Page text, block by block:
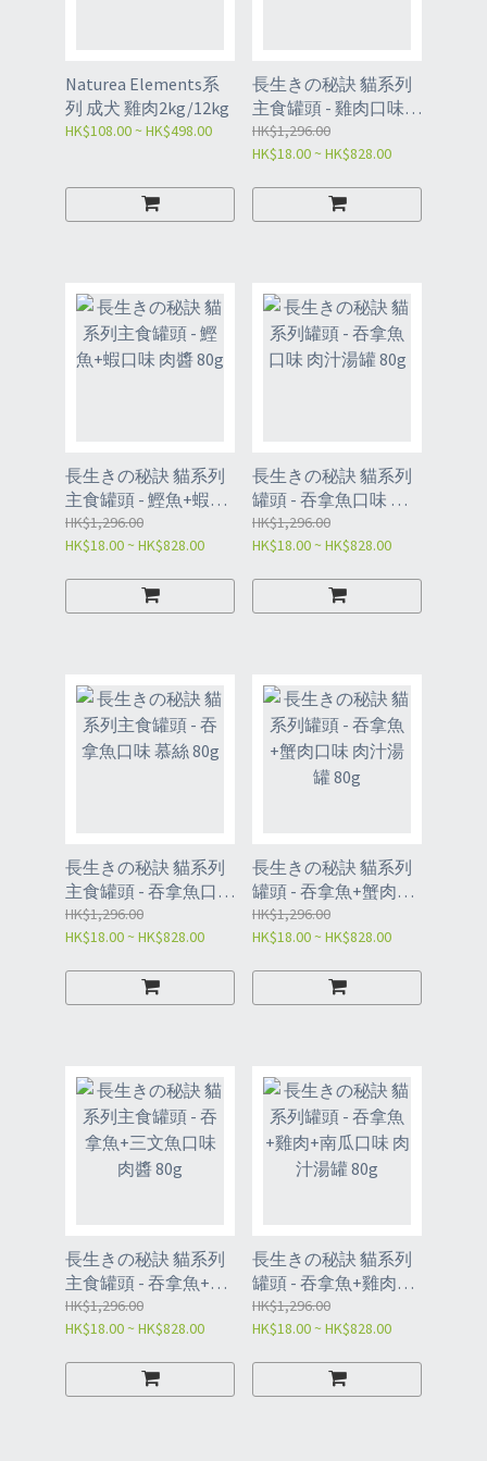
Naturea Elements系
列 成犬 雞肉2kg/12kg
HK$108.00 ~ HK$498.00
長生きの秘訣 貓系列
主食罐頭 - 雞肉口味慕
絲 80g
HK$1,296.00
HK$18.00 ~ HK$828.00
長生きの秘訣 貓系列
主食罐頭 - 鰹魚+蝦口
味 肉醬 80g
HK$1,296.00
HK$18.00 ~ HK$828.00
長生きの秘訣 貓系列
罐頭 - 吞拿魚口味 肉
汁湯罐 80g
HK$1,296.00
HK$18.00 ~ HK$828.00
長生きの秘訣 貓系列
主食罐頭 - 吞拿魚口味
慕絲 80g
HK$1,296.00
HK$18.00 ~ HK$828.00
長生きの秘訣 貓系列
罐頭 - 吞拿魚+蟹肉口
味 肉汁湯罐 80g
HK$1,296.00
HK$18.00 ~ HK$828.00
長生きの秘訣 貓系列
主食罐頭 - 吞拿魚+三
文魚口味 肉醬 80g
HK$1,296.00
HK$18.00 ~ HK$828.00
長生きの秘訣 貓系列
罐頭 - 吞拿魚+雞肉
+南瓜口味 肉汁湯罐
80g
HK$1,296.00
HK$18.00 ~ HK$828.00